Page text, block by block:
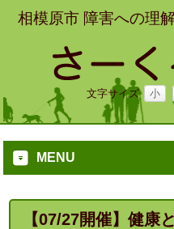
相模原市 障害への理
文字サイズ 小
MENU
【07/27開催】健康